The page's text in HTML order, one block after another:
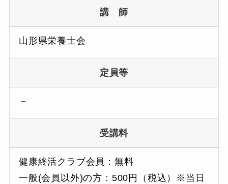
講 師
山形県栄養士会
定員等
－
受講料
健康終活クラブ会員：無料
一般(会員以外)の方：500円（税込）※当日